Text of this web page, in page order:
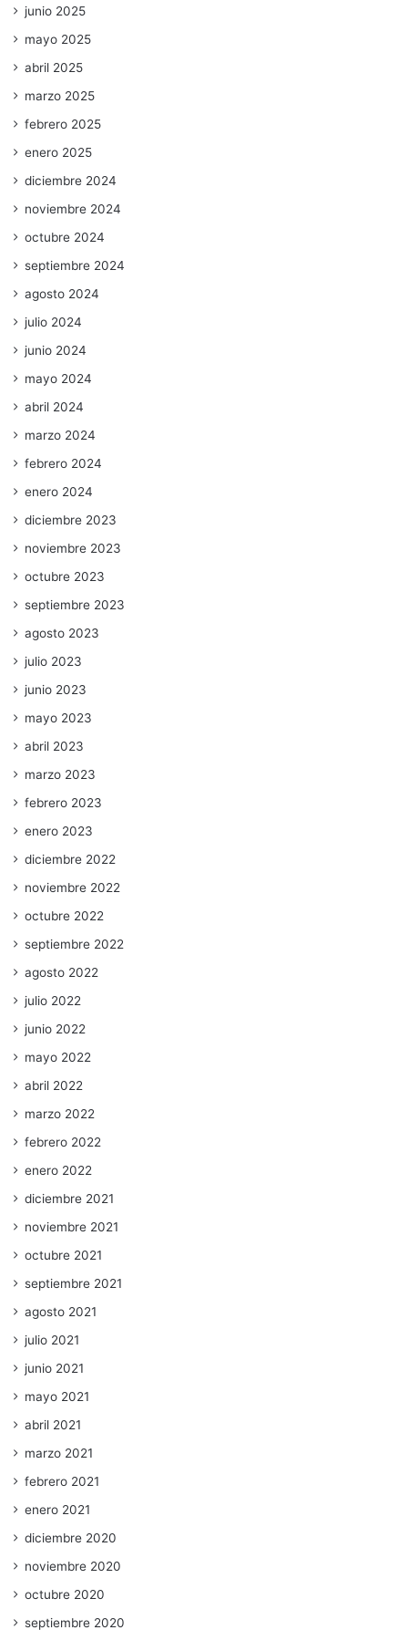
junio 2025
mayo 2025
abril 2025
marzo 2025
febrero 2025
enero 2025
diciembre 2024
noviembre 2024
octubre 2024
septiembre 2024
agosto 2024
julio 2024
junio 2024
mayo 2024
abril 2024
marzo 2024
febrero 2024
enero 2024
diciembre 2023
noviembre 2023
octubre 2023
septiembre 2023
agosto 2023
julio 2023
junio 2023
mayo 2023
abril 2023
marzo 2023
febrero 2023
enero 2023
diciembre 2022
noviembre 2022
octubre 2022
septiembre 2022
agosto 2022
julio 2022
junio 2022
mayo 2022
abril 2022
marzo 2022
febrero 2022
enero 2022
diciembre 2021
noviembre 2021
octubre 2021
septiembre 2021
agosto 2021
julio 2021
junio 2021
mayo 2021
abril 2021
marzo 2021
febrero 2021
enero 2021
diciembre 2020
noviembre 2020
octubre 2020
septiembre 2020